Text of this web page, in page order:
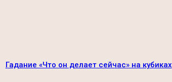
Гадание «Что он делает сейчас» на кубиках